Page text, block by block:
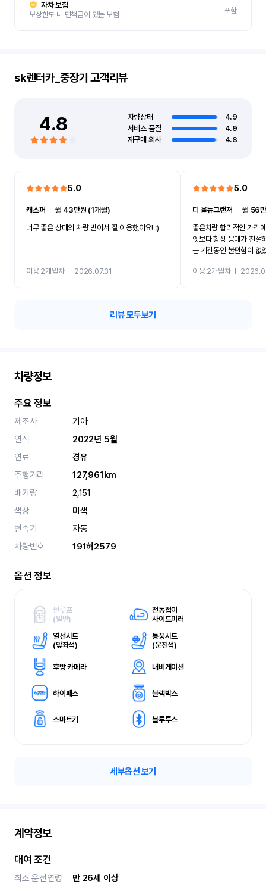
자차 보험
보상한도 내 면책금이 있는 보험
포함
sk렌터카_중장기 고객리뷰
4.8 차량상태
4.9
서비스 품질
4.9
재구매 의사
4.8
5.0
캐스퍼
월 43만원 (1개월)
너무 좋은 상태의 차량 받아서 잘 이용했어요! :)
이용 2개월차ㅣ 2026.07.31
5.0
디 올뉴그랜저 ㅣ월 56
좋은차량 합리적인 가격
엇보다 항상 응대가 친절
는 기간동안 불편함이 없
카 렌트 고민없이 강추합
이용 2개월차ㅣ
리뷰 모두보기
차량정보
주요 정보
제조사
기아
연식
2022년 5월
연료
경유
주행거리
127,961km
배기량
2,151
색상
미색
변속기
자동
차량번호
191허2579
옵션 정보
썬루프
(일반)
전동접이
사이드미러
열선시트
(앞좌석)
통풍시트
(운전석)
후방 카메라 내비게이션
하이패스 블랙박스
스마트키 블루투스
세부옵션 보기
계약정보
대여 조건
최소 운전연령
만 26세 이상